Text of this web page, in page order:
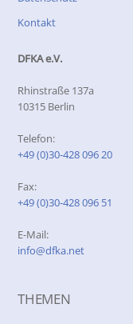
Kontakt
DFKA e.V.
Rhinstraße 137a
10315 Berlin
Telefon:
+49 (0)30-428 096 20
Fax:
+49 (0)30-428 096 51
E-Mail:
info@dfka.net
THEMEN